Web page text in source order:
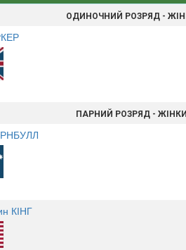
ОДИНОЧНИЙ РОЗРЯД -
ПАРНИЙ РОЗРЯД - ЖІНКИ
КІНГ